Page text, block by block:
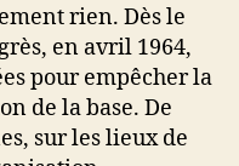
rien. Dès le
en avril 1964,
pour empêcher la
de la base. De
sur les lieux de